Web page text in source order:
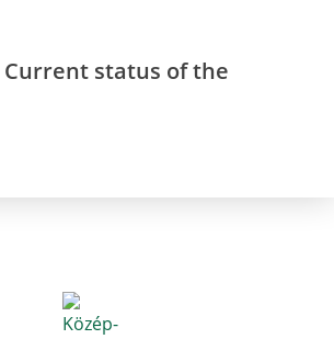
Current status of the